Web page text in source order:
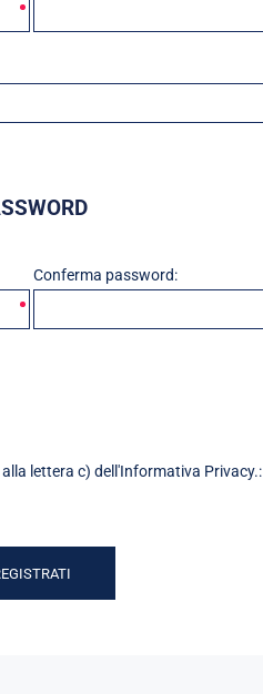
lettera c) dell'Informativa Privacy.:
Conferma password: